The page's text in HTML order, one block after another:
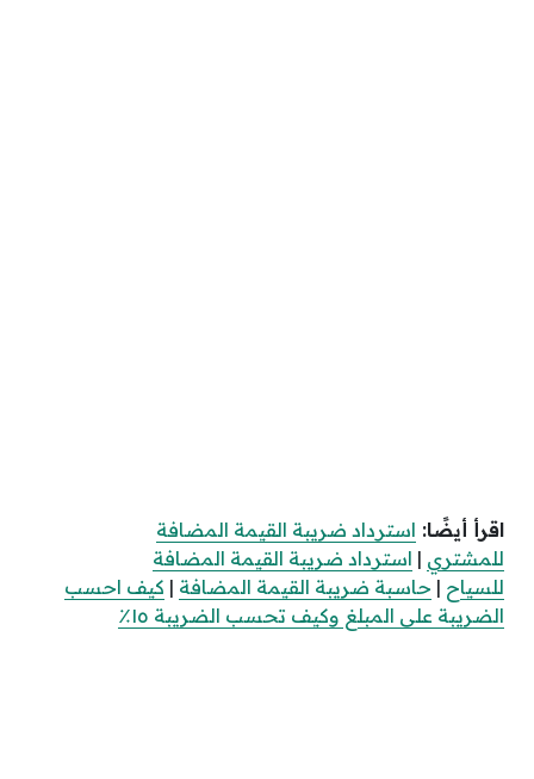
اقرأ أيضًا: استرداد ضريبة القيمة المضافة
للمشتري | استرداد ضريبة القيمة المضافة
للسياح | حاسبة ضريبة القيمة المضافة | كيف احسب
الضريبة على المبلغ وكيف تحسب الضريبة ١٥٪